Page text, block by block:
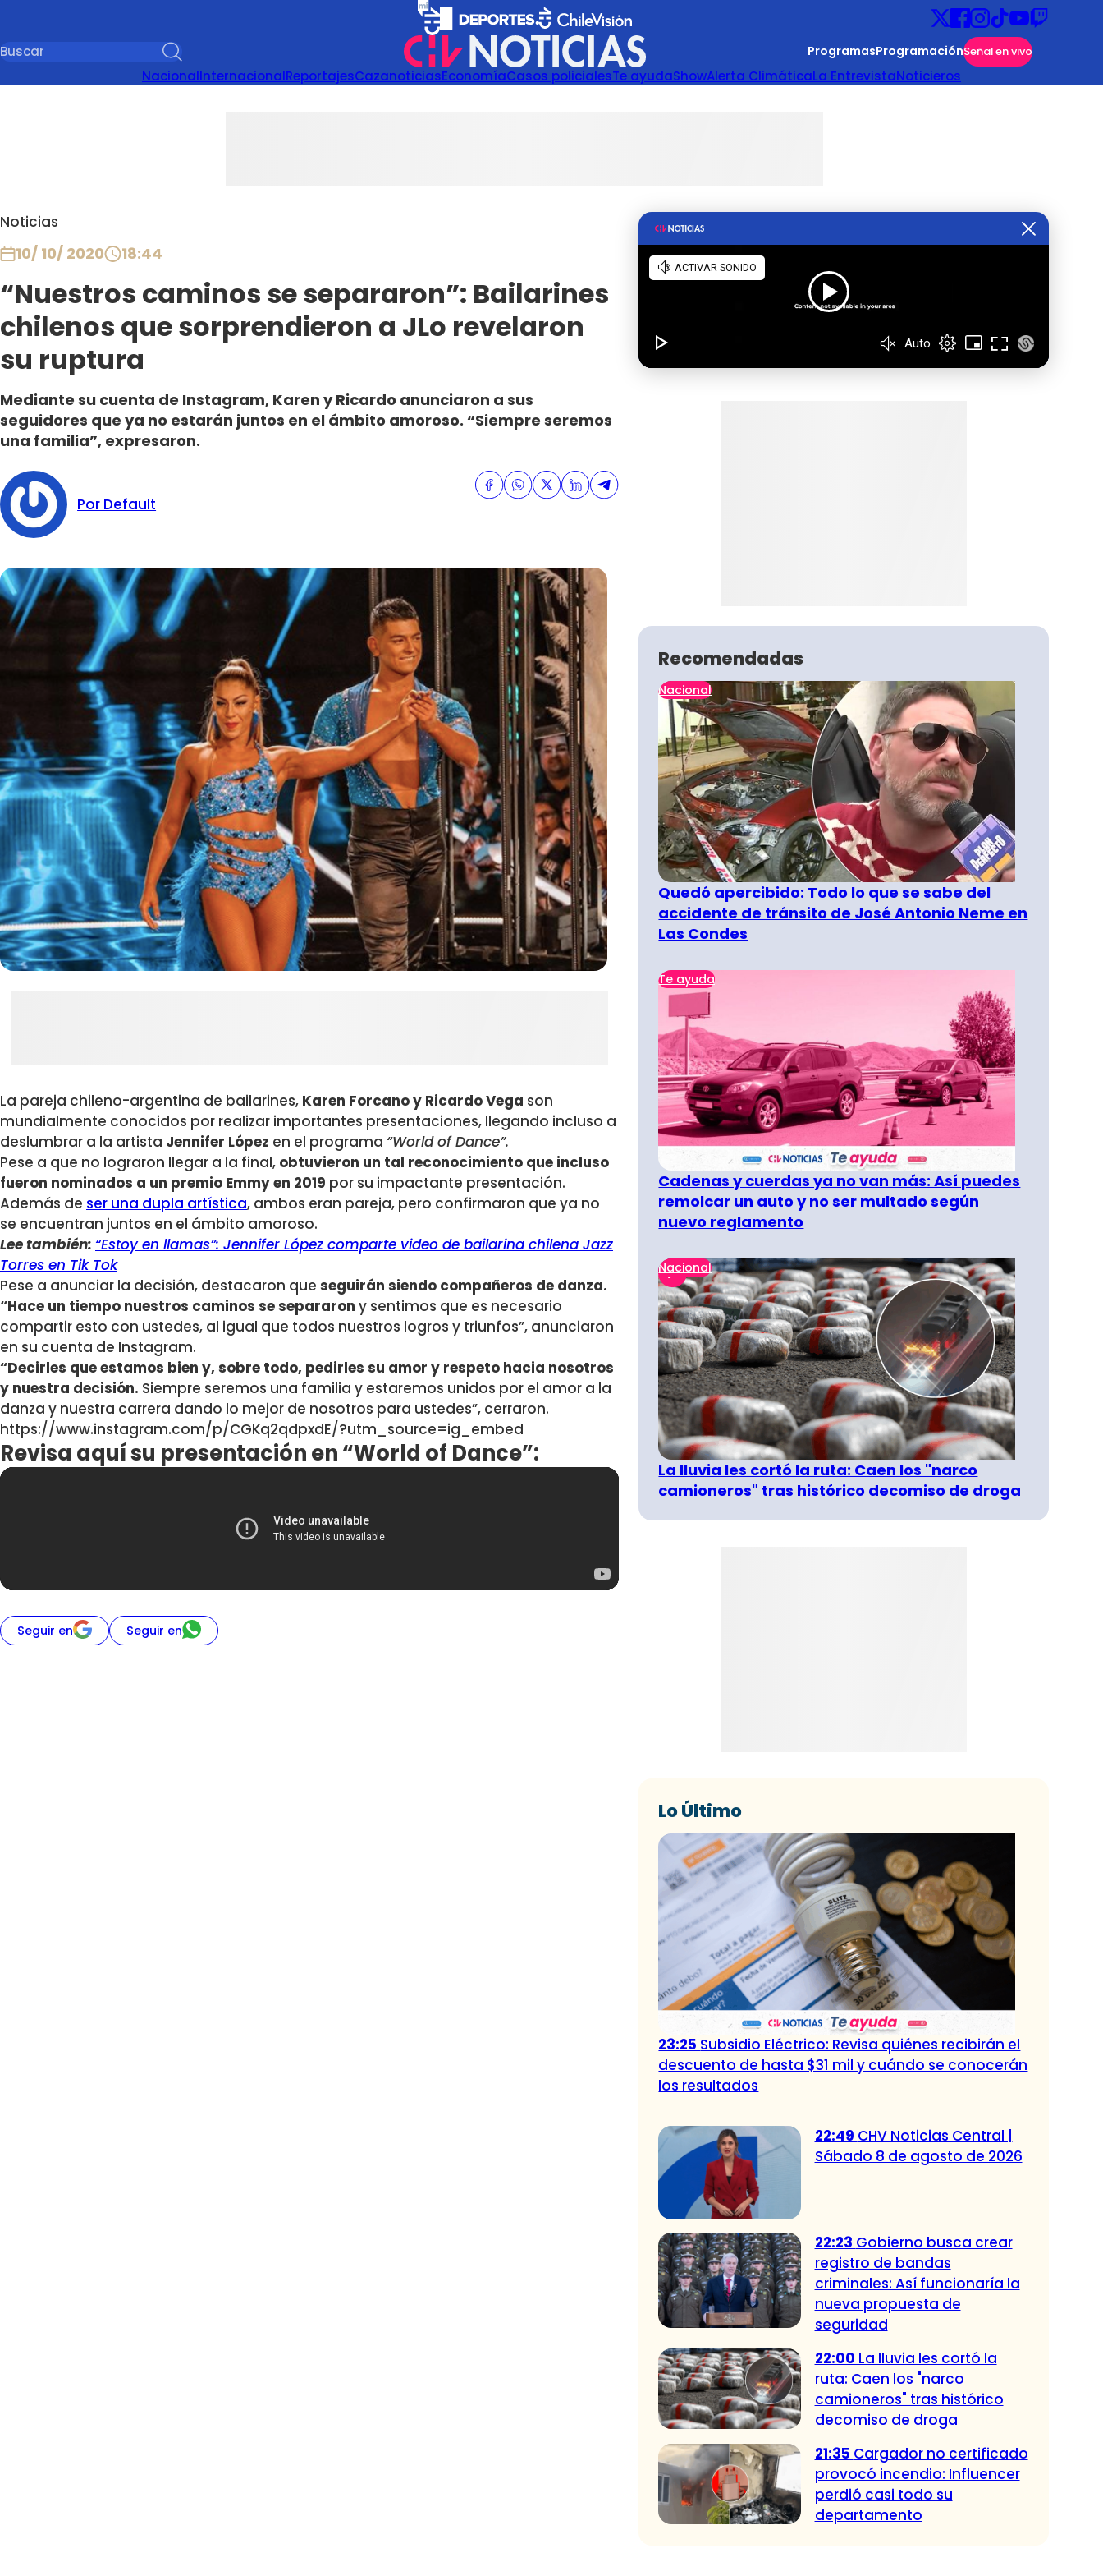
ProgramasProgramaciónSeñal en vivo
NacionalInternacionalReportajesCazanoticiasEconomíaCasos policialesTe ayudaShowAlerta ClimáticaLa EntrevistaNoticieros
Noticias
10/ 10/ 2020 18:44
“Nuestros caminos se separaron”: Bailarines
chilenos que sorprendieron a JLo revelaron
su ruptura
Mediante su cuenta de Instagram, Karen y Ricardo anunciaron a sus
seguidores que ya no estarán juntos en el ámbito amoroso. “Siempre seremos
una familia”, expresaron.
Por Default
La pareja chileno-argentina de bailarines, Karen Forcano y Ricardo Vega son
mundialmente conocidos por realizar importantes presentaciones, llegando incluso a
deslumbrar a la artista Jennifer López en el programa “World of Dance”.
Pese a que no lograron llegar a la final, obtuvieron un tal reconocimiento que incluso
fueron nominados a un premio Emmy en 2019 por su impactante presentación.
Además de ser una dupla artística, ambos eran pareja, pero confirmaron que ya no
se encuentran juntos en el ámbito amoroso.
Lee también: “Estoy en llamas”: Jennifer López comparte video de bailarina chilena Jazz
Torres en Tik Tok
Pese a anunciar la decisión, destacaron que seguirán siendo compañeros de danza.
“Hace un tiempo nuestros caminos se separaron y sentimos que es necesario
compartir esto con ustedes, al igual que todos nuestros logros y triunfos”, anunciaron
en su cuenta de Instagram.
“Decirles que estamos bien y, sobre todo, pedirles su amor y respeto hacia nosotros
y nuestra decisión. Siempre seremos una familia y estaremos unidos por el amor a la
danza y nuestra carrera dando lo mejor de nosotros para ustedes”, cerraron.
https://www.instagram.com/p/CGKq2qdpxdE/?utm_source=ig_embed
Revisa aquí su presentación en “World of Dance”:
Seguir en Seguir en
Recomendadas
Nacional
Quedó apercibido: Todo lo que se sabe del
accidente de tránsito de José Antonio Neme en
Las Condes
Te ayuda
Cadenas y cuerdas ya no van más: Así puedes
remolcar un auto y no ser multado según
nuevo reglamento
Nacional
La lluvia les cortó la ruta: Caen los "narco
camioneros" tras histórico decomiso de droga
Lo Último
23:25 Subsidio Eléctrico: Revisa quiénes recibirán el
descuento de hasta $31 mil y cuándo se conocerán
los resultados
22:49 CHV Noticias Central |
Sábado 8 de agosto de 2026
22:23 Gobierno busca crear
registro de bandas
criminales: Así funcionaría la
nueva propuesta de
seguridad
22:00 La lluvia les cortó la
ruta: Caen los "narco
camioneros" tras histórico
decomiso de droga
21:35 Cargador no certificado
provocó incendio: Influencer
perdió casi todo su
departamento